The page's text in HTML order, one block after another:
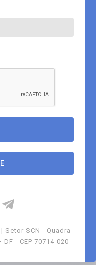
Setor SCN - Quadra
- CEP 70714-020